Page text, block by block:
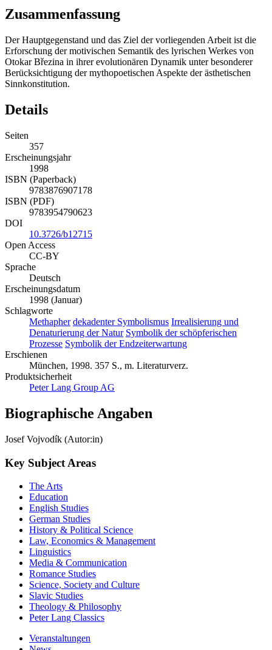
Zusammenfassung
Der Hauptgegenstand und das Ziel der vorliegenden Arbeit ist die
Erforschung der motivischen Semantik des lyrischen Werkes von
Otokar Březina in ihrer evolutionären Dynamik unter besonderer
Berücksichtigung der mythopoetischen Aspekte der ästhetischen
Sinnkonstitution.
Details
Seiten
357
Erscheinungsjahr
1998
ISBN (Paperback)
9783876907178
ISBN (PDF)
9783954790623
DOI
10.3726/b12715
Open Access
CC-BY
Sprache
Deutsch
Erscheinungsdatum
1998 (Januar)
Schlagworte
Methapher dekadenter Symbolismus Irrealisierung und
Denaturierung der Natur Symbolik der schöpferischen
Prozesse Symbolik der Endzeiterwartung
Erschienen
München, 1998. 357 S., m. Literaturverz.
Produktsicherheit
Peter Lang Group AG
Biographische Angaben
Josef Vojvodík (Autor:in)
Key Subject Areas
The Arts
Education
English Studies
German Studies
History & Political Science
Law, Economics & Management
Linguistics
Media & Communication
Romance Studies
Science, Society and Culture
Slavic Studies
Theology & Philosophy
Peter Lang Classics
Veranstaltungen